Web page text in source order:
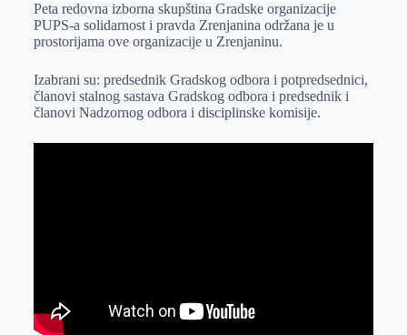
e
r
I
n
s
A
p
a
i
Peta redovna izborna skupština Gradske organizacije
PUPS-a solidarnost i pravda Zrenjanina održana je u
prostorijama ove organizacije u Zrenjaninu.
Izabrani su: predsednik Gradskog odbora i potpredsednici,
članovi stalnog sastava Gradskog odbora i predsednik i
članovi Nadzornog odbora i disciplinske komisije.